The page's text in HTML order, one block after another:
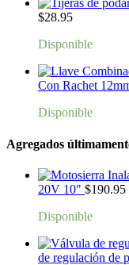
$28.95
Disponible
Con Rachet
Disponible
Agregados
20V 10" $190.95
Disponible
de regulación de